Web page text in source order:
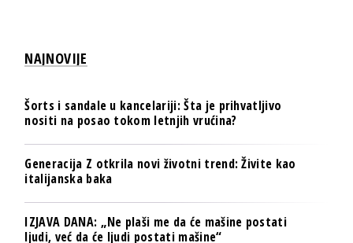
NAJNOVIJE
Šorts i sandale u kancelariji: Šta je prihvatljivo
nositi na posao tokom letnjih vrućina?
Generacija Z otkrila novi životni trend: Živite kao
italijanska baka
IZJAVA DANA: „Ne plaši me da će mašine postati
ljudi, već da će ljudi postati mašine“